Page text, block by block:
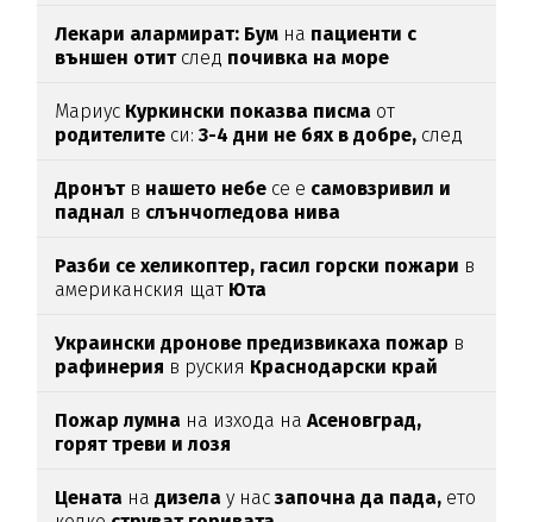
Лекари алармират: Бум на пациенти с
външен отитслед почивка на море
Мариус Куркински показва писма от
родителите си:3-4 дни не бях в добре, след
Дронътв нашето небе се е самовзривил и
паднал в слънчогледова нива
Разби се хеликоптер, гасил горски пожари в
американския щат Юта
Украински дронове предизвикаха пожар в
рафинерия в руския Краснодарски край
Пожар лумна на изхода наАсеновград,
горят треви и лозя
Цената надизела у насзапочна да пада, ето